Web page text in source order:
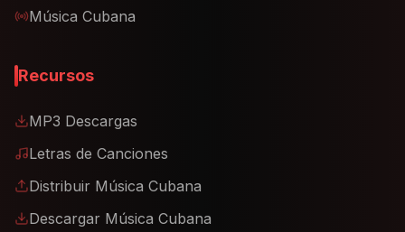
Música Cubana
Recursos
MP3 Descargas
Letras de Canciones
Distribuir Música Cubana
Descargar Música Cubana